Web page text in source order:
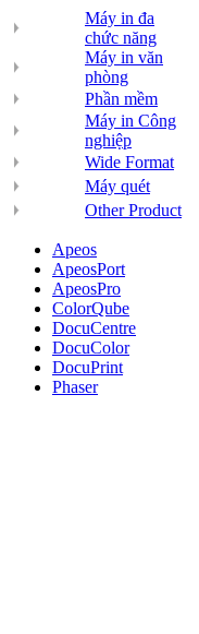
Máy in đa
chức năng
Máy in văn
phòng
Phần mềm
Máy in Công
nghiệp
Wide Format
Máy quét
Other Product
Apeos
ApeosPort
ApeosPro
ColorQube
DocuCentre
DocuColor
DocuPrint
Phaser